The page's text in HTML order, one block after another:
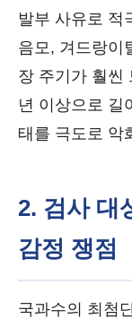
발부 사유로 적
음모, 겨드랑이
장 주기가 훨씬
년 이상으로 길
태를 극도로 악
2. 검사 대
감정 쟁점
국과수의 최첨